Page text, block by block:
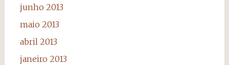
junho 2013
maio 2013
abril 2013
janeiro 2013